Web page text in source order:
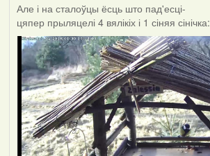
Але і на сталоўцы ёсць што пад'есці-
цяпер прыляцелі 4 вялікіх і 1 сіняя сінічка: